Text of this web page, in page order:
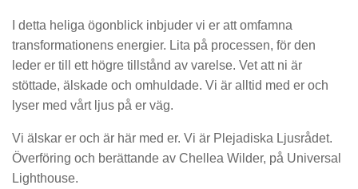
I detta heliga ögonblick inbjuder vi er att omfamna
transformationens energier. Lita på processen, för den
leder er till ett högre tillstånd av varelse. Vet att ni är
stöttade, älskade och omhuldade. Vi är alltid med er och
lyser med vårt ljus på er väg.
Vi älskar er och är här med er. Vi är Plejadiska Ljusrådet.
Överföring och berättande av Chellea Wilder, på Universal
Lighthouse.